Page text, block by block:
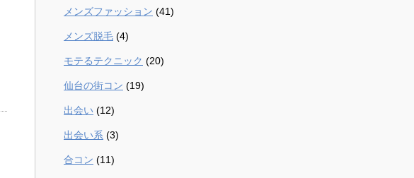
メンズファッション (41)
メンズ脱毛 (4)
モテるテクニック (20)
仙台の街コン (19)
出会い (12)
出会い系 (3)
合コン (11)